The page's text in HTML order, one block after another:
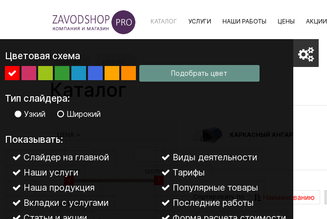
Цветовая схема
Подобрать цвет
Тип слайдера:
Узкий Широкий
Показывать:
Слайдер на главной
Виды деятельности
Наши услуги
Тарифы
Наша продукция
Популярные товары
Вкладки с услугами
Последние работы
КАТАЛОГ УСЛУГИ НАШИ РАБОТЫ ЦЕНЫ АКЦИИ
Каталог
ЦЕНА
2370 120750
МАТЕРИАЛ
КАРКАСНЫЙ АНГАР
Сортировать по Наименованию